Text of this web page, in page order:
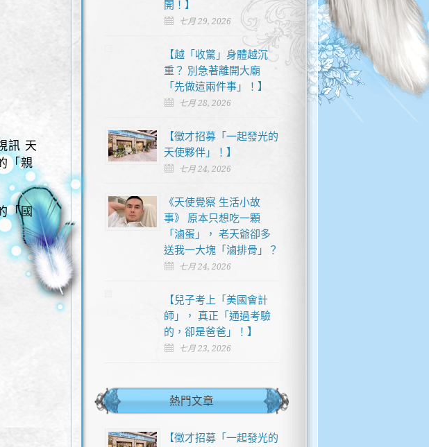
訊 天
「親
「國
開！】
七月 29, 2026
【越「收驚」身體越沉
重？ 別急著離開大廟
「先做這兩件事」！】
七月 28, 2026
【徵才招募「一起發光的
天使夥伴」！】
七月 24, 2026
《天使覺察 生活小故
事》 原本只想吃一顆
「滷蛋」， 老天爺卻多
送我一大塊「滷排骨」？
七月 24, 2026
【兒子考上「美國會計
師」， 真正「通過考驗
的，卻是爸爸」！】
七月 23, 2026
熱門文章
【徵才招募「一起發光的